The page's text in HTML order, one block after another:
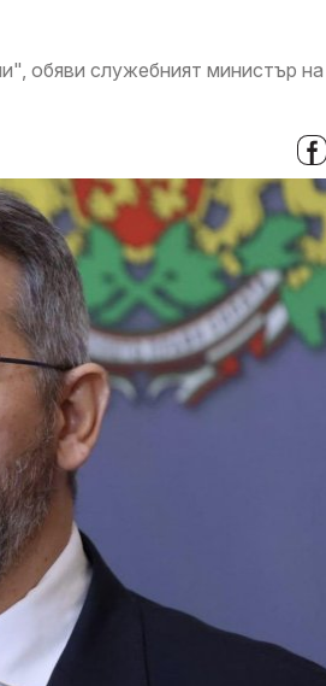
обяви служебният министър на